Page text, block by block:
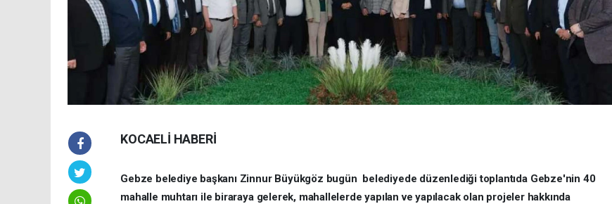
KOCAELİ HABERİ
Gebze belediye başkanı Zinnur Büyükgöz bugün belediyede düzenlediği toplantıda Gebze'nin 40
mahalle muhtarı ile biraraya gelerek, mahallelerde yapılan ve yapılacak olan projeler hakkında